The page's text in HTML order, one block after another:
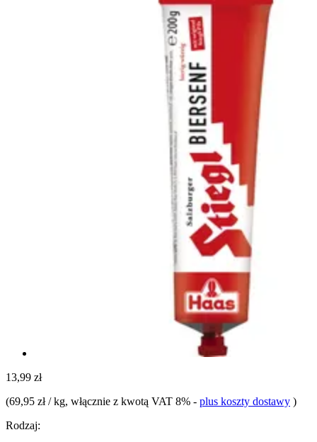
13,99 zł
(69,95 zł / kg, włącznie z kwotą VAT 8% - plus koszty dostawy )
Rodzaj: